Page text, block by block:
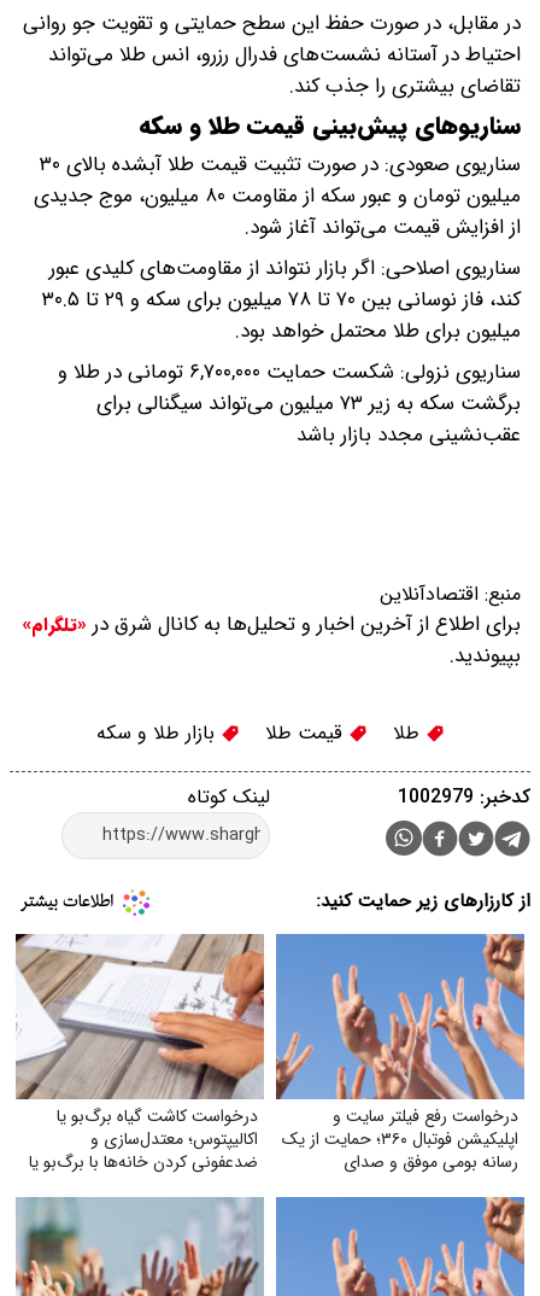
در مقابل، در صورت حفظ این سطح حمایتی و تقویت جو روانی
احتیاط در آستانه نشست‌های فدرال رزرو، انس طلا می‌تواند
تقاضای بیشتری را جذب کند.
سناریوهای پیش‌بینی قیمت طلا و سکه
سناریوی صعودی: در صورت تثبیت قیمت طلا آبشده بالای ۳۰
میلیون تومان و عبور سکه از مقاومت ۸۰ میلیون، موج جدیدی
از افزایش قیمت می‌تواند آغاز شود.
سناریوی اصلاحی: اگر بازار نتواند از مقاومت‌های کلیدی عبور
کند، فاز نوسانی بین ۷۰ تا ۷۸ میلیون برای سکه و ۲۹ تا ۳۰.۵
میلیون برای طلا محتمل خواهد بود.
سناریوی نزولی: شکست حمایت ۶,۷۰۰,۰۰۰ تومانی در طلا و
برگشت سکه به زیر ۷۳ میلیون می‌تواند سیگنالی برای
عقب‌نشینی مجدد بازار باشد
منبع: اقتصادآنلاین
برای اطلاع از آخرین اخبار و تحلیل‌ها به کانال شرق در «تلگرام»
بپیوندید.
طلا قیمت طلا بازار طلا و سکه
لینک کوتاه کدخبر: 1002979
از کارزارهای زیر حمایت کنید:
درخواست رفع فیلتر سایت و
اپلیکیشن فوتبال ۳۶۰؛ حمایت از یک
رسانه بومی موفق و صدای
درخواست کاشت گیاه برگ‌بو یا
اکالیپتوس؛ معتدل‌سازی و
ضدعفونی کردن خانه‌ها با برگ‌بو یا